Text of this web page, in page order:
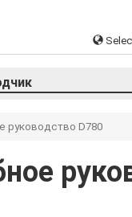
руководство D780